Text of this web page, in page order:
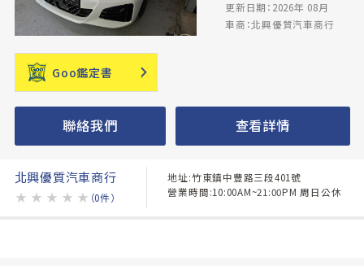
更新日期：2026年 08月
車商：北興優質汽車商行
Goo鑑定書
聯絡我們 查看詳情
北興優質汽車商行
★ ★ ★ ★ ★ （0件）
地址:竹東鎮中豐路三段401號
營業時間:10:00AM~21:00PM 周日公休